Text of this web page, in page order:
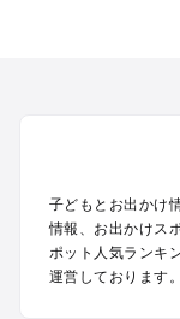
関西のプールおでか
中国･四国のプール
九州･沖縄のプール
定番お出かけスポ
子どもとお出かけ
情報、お出かけス
ポット人気ランキ
運営しております。